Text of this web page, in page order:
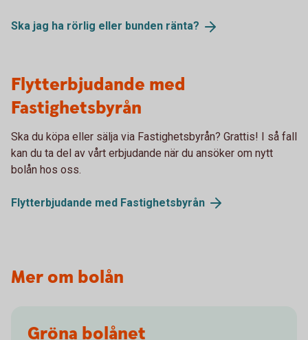
Ska jag ha rörlig eller bunden ränta?
Flytterbjudande med
Fastighetsbyrån
Ska du köpa eller sälja via Fastighetsbyrån? Grattis! I så fall
kan du ta del av vårt erbjudande när du ansöker om nytt
bolån hos oss.
Flytterbjudande med Fastighetsbyrån
Mer om bolån
Gröna bolånet